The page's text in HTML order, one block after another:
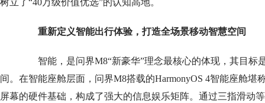
树立了“40万级价值优选”的认知高地。
重新定义智能出行体验 ， 打造全场景移动智慧空间
智能，是问界M8“新豪华”理念最核心的体现，其目标
间。在智能座舱层面，问界M8搭载的HarmonyOS 4智能座舱堪
屏幕的硬件基础，构成了强大的信息娱乐矩阵。通过三指滑动